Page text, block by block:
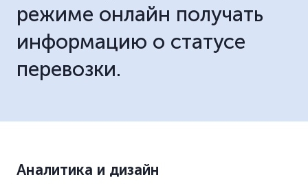
режиме онлайн получать
информацию о статусе
перевозки.
Аналитика и дизайн